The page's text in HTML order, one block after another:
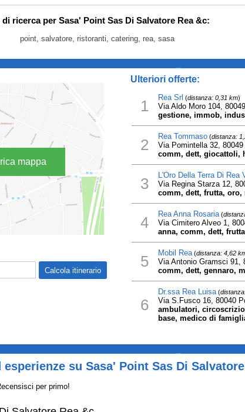
di ricerca per Sasa' Point Sas Di Salvatore Rea &c:
point, salvatore, ristoranti, catering, rea, sasa
mappa
Ulteriori offerte:
1 Rea Srl (distanza: 0,31 km)
Via Aldo Moro 104,
gestione, immob,
2 Rea Tommaso(distanza:
Via Pomintella 32,
comm, dett, giocattoli,
3 L'Oro Della Terra Di
Via Regina Starza 12,
comm, dett, frutta, oro,
4 Rea Anna Rosaria(
Via Cimitero Alveo 1,
anna, comm, dett,
5 Mobil Rea(distanza: 4,62
Via Antonio Gramsci 91,
comm, dett, gennaro,
6
Dr.ssa Rea Luisa(
Via S.Fusco 16, 80040
ambulatori,
base, medico di
esperienze su Sasa' Point Sas Di
per primo!